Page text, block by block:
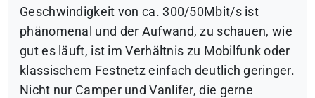
Geschwindigkeit von ca. 300/50Mbit/s ist
phänomenal und der Aufwand, zu schauen, wie
gut es läuft, ist im Verhältnis zu Mobilfunk oder
klassischem Festnetz einfach deutlich geringer.
Nicht nur Camper und Vanlifer, die gerne